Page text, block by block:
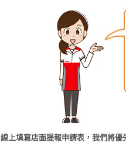
線上填寫店面提報申請表，我們將優